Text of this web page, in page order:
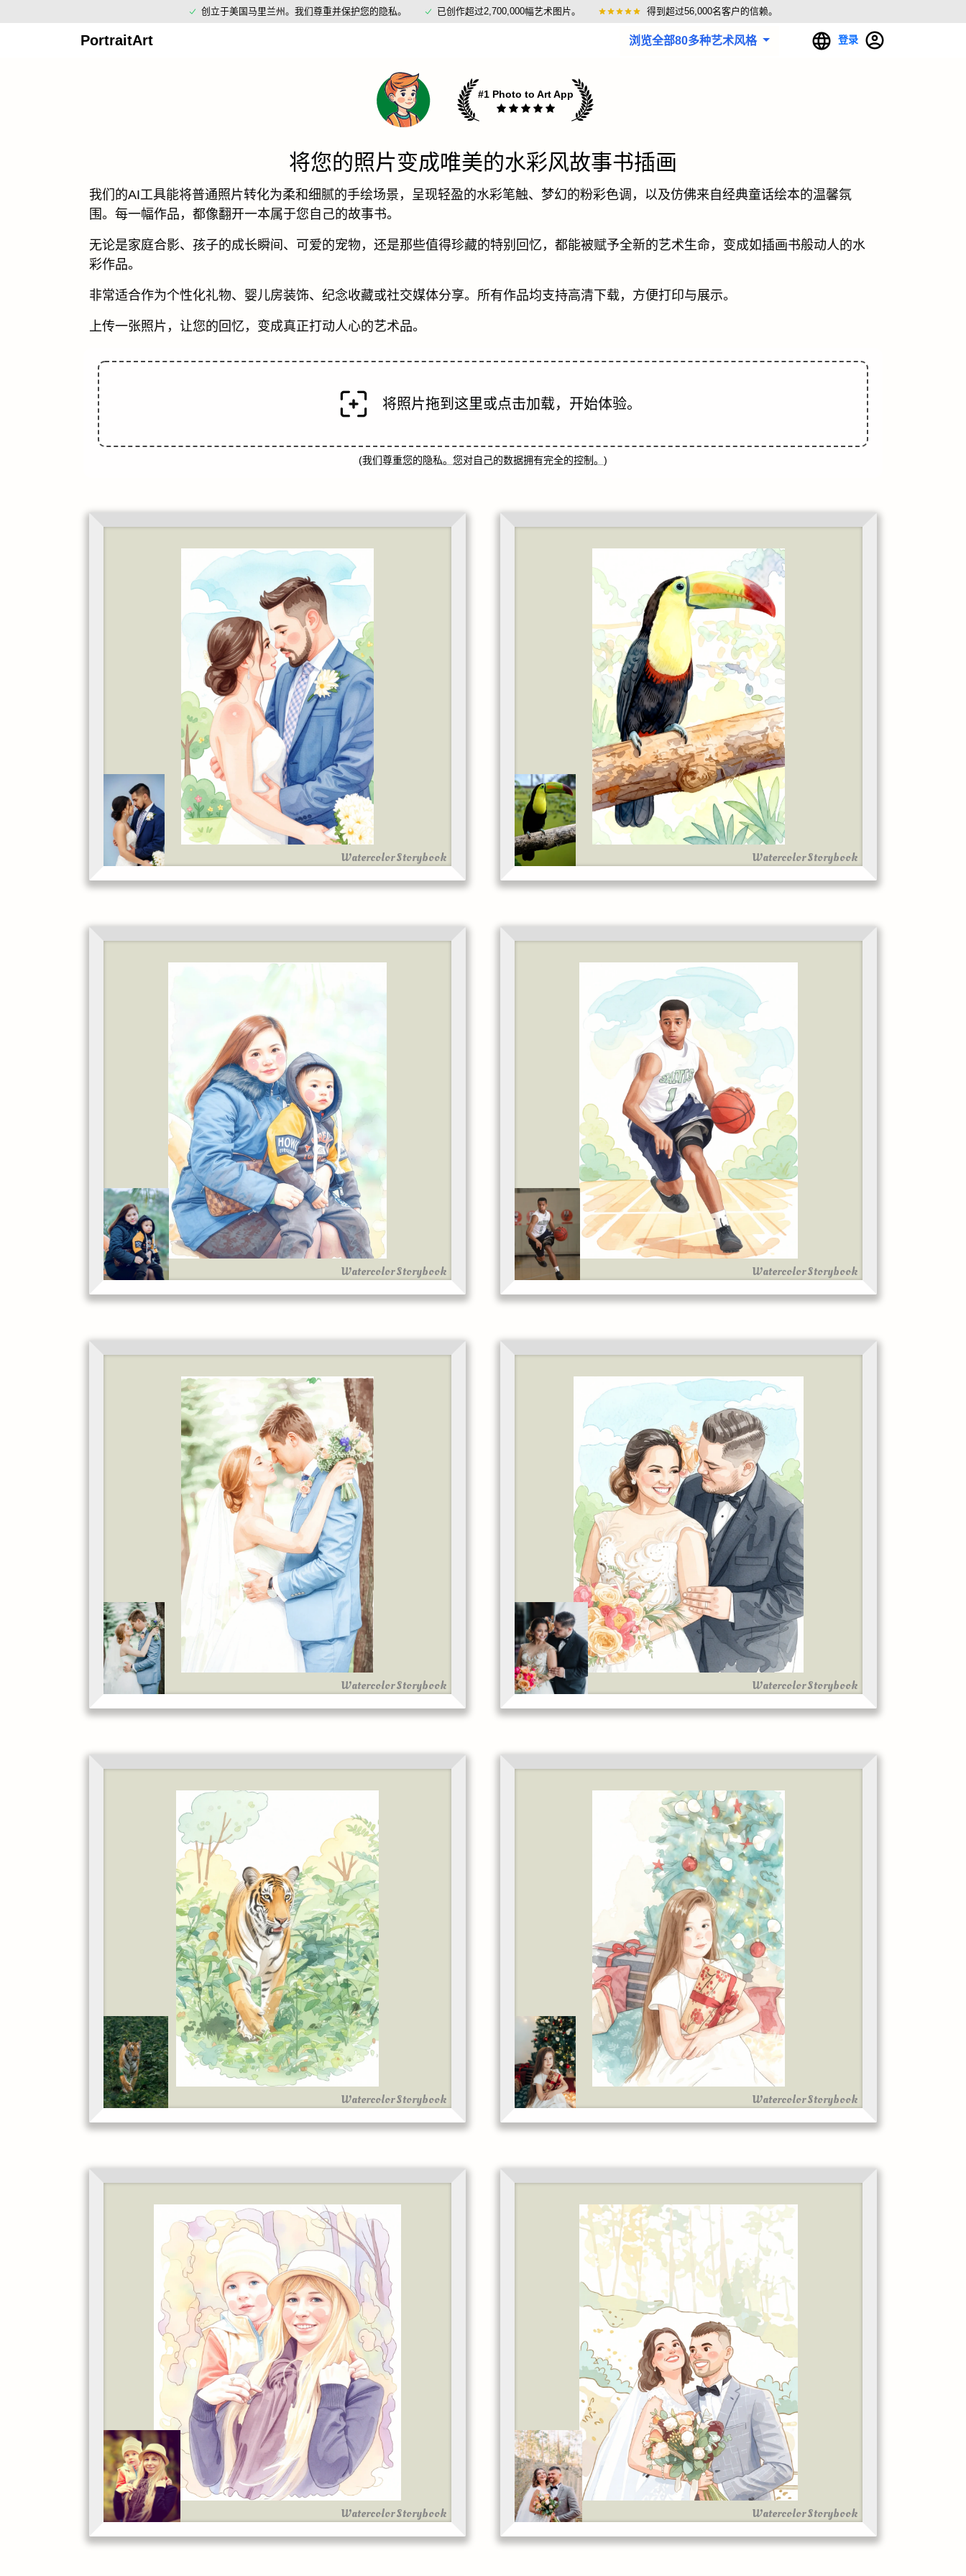
创立于美国马里兰州。 我们尊重并保护您的隐私。 已创作超过2,700,000幅艺术图片。 得到超过56,000名客户的信赖。
PortraitArt 登录
浏览全部80多种艺术风格
#1 Photo to Art App
将您的照片变成唯美的水彩风故事书插画
我们的AI工具能将普通照片转化为柔和细腻的手绘场景，呈现轻盈的水彩笔触、梦幻的粉彩色调，以及仿佛来自经典童话绘本的温馨氛
围。每一幅作品，都像翻开一本属于您自己的故事书。
无论是家庭合影、孩子的成长瞬间、可爱的宠物，还是那些值得珍藏的特别回忆，都能被赋予全新的艺术生命，变成如插画书般动人的水
彩作品。
非常适合作为个性化礼物、婴儿房装饰、纪念收藏或社交媒体分享。所有作品均支持高清下载，方便打印与展示。
上传一张照片，让您的回忆，变成真正打动人心的艺术品。
将照片拖到这里或点击加载，开始体验。
(我们尊重您的隐私。您对自己的数据拥有完全的控制。 )
Watercolor Storybook Watercolor Storybook
Watercolor Storybook Watercolor Storybook
Watercolor Storybook Watercolor Storybook
Watercolor Storybook Watercolor Storybook
Watercolor Storybook Watercolor Storybook